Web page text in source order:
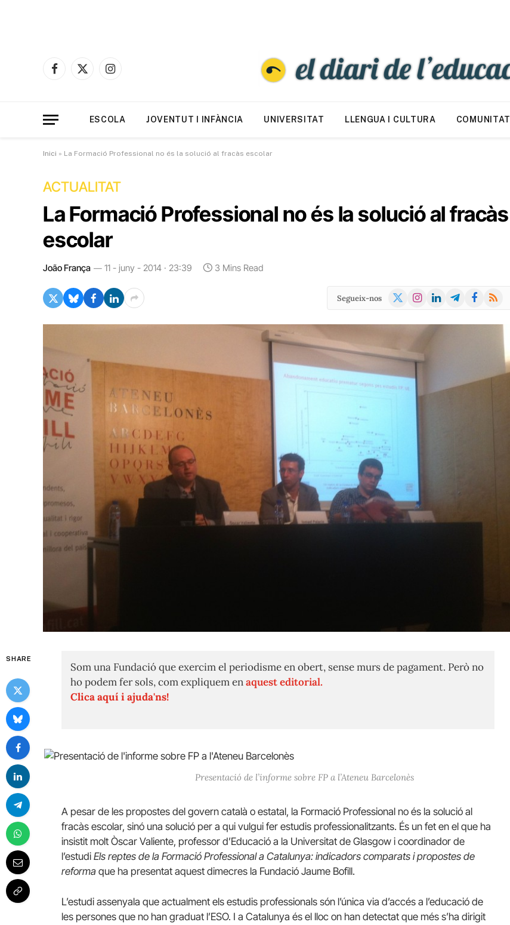
Facebook
X
Instagram
ESCOLA JOVENTUT I INFÀNCIA UNIVERSITAT LLENGUA I CULTURA COMUNITAT
Inici » La Formació Professional no és la solució al fracàs escolar
ACTUALITAT
La Formació Professional no és la solució al fracàs
escolar
João França 11 - juny - 2014 · 23:39 3 Mins Read
Segueix-nos
X
Instagram
LinkedInTelegramFacebook
RSS
SHARE
Som una Fundació que exercim el periodisme en obert, sense murs de pagament. Però no
ho podem fer sols, com expliquem enaquest editorial.
Clica aquí i ajuda'ns!
Presentació de l’informe sobre FP a l’Ateneu Barcelonès
A pesar de les propostes del govern català o estatal, la Formació Professional no és la solució al
fracàs escolar, sinó una solució per a qui vulgui fer estudis professionalitzants. És un fet en el que ha
insistit molt Òscar Valiente, professor d’Educació a la Universitat de Glasgow i coordinador de
l’estudi Els reptes de la Formació Professional a Catalunya: indicadors comparats i propostes de
reforma que ha presentat aquest dimecres la Fundació Jaume Bofill.
L’estudi assenyala que actualment els estudis professionals són l’única via d’accés a l’educació de
les persones que no han graduat l’ESO. I a Catalunya és el lloc on han detectat que més s’ha dirigit